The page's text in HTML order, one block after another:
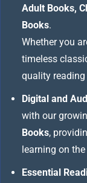
Adult Books,
Books.
Whether you
timeless
quality
Digital and
with our
Books,
learning on the
Essential